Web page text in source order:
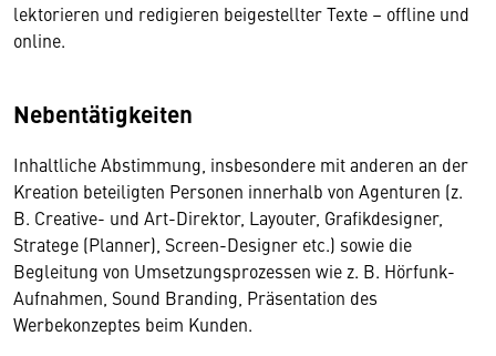
lektorieren und redigieren beigestellter Texte – offline und
online.
Nebentätigkeiten
Inhaltliche Abstimmung, insbesondere mit anderen an der
Kreation beteiligten Personen innerhalb von Agenturen (z.
B. Creative- und Art-Direktor, Layouter, Grafikdesigner,
Stratege (Planner), Screen-Designer etc.) sowie die
Begleitung von Umsetzungsprozessen wie z. B. Hörfunk-
Aufnahmen, Sound Branding, Präsentation des
Werbekonzeptes beim Kunden.